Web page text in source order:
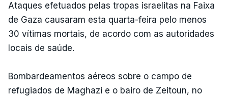
Ataques efetuados pelas tropas israelitas na Faixa
de Gaza causaram esta quarta-feira pelo menos
30 vítimas mortais, de acordo com as autoridades
locais de saúde.
Bombardeamentos aéreos sobre o campo de
refugiados de Maghazi e o bairo de Zeitoun, no